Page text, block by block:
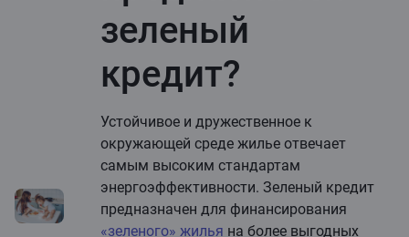
зеленый
кредит?
Устойчивое и дружественное к
окружающей среде жилье отвечает
самым высоким стандартам
энергоэффективности. Зеленый кредит
предназначен для финансирования
«зеленого» жилья на более выгодных